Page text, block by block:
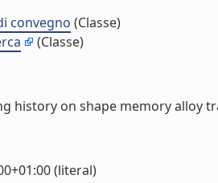
convegno (Classe)
(Classe)
history on shape memory alloy
(literal)